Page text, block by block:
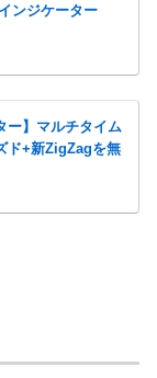
ンジケーター
ー】マルチタイム
ド+新ZigZagを無